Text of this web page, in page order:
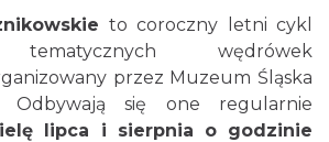
to coroczny letni cykl
tematycznych wędrówek
przez Muzeum Śląska
Odbywają się one regularnie
lipca i sierpnia o godzinie